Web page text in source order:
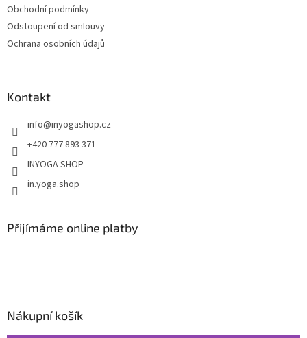
Obchodní podmínky
Odstoupení od smlouvy
Ochrana osobních údajů
Kontakt
info@inyogashop.cz
+420 777 893 371
INYOGA SHOP
in.yoga.shop
Přijímáme online platby
Nákupní košík